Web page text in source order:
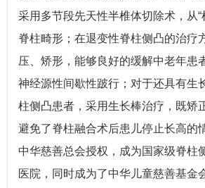
采用多节段先天性半椎体切除术，从“
脊柱畸形；在退变性脊柱侧凸的治疗
压、矫形，能够良好的缓解中老年患
神经源性间歇性跛行；对于还具有生
柱侧凸患者，采用生长棒治疗，既矫
避免了脊柱融合术后患儿停止长高的
中华慈善总会授权，成为国家级脊柱
医院，同时成为了中华儿童慈善基金